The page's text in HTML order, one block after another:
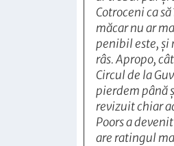
Cotroceni ca
măcar nu ar
penibil este, și
râs. Apropo,
Circul de la
pierdem până
revizuit chiar
Poors a
are ratingul